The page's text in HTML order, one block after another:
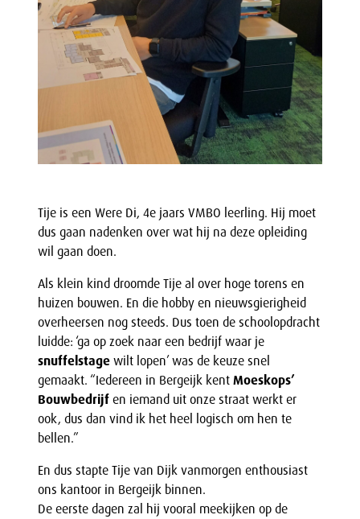
Tije is een Were Di, 4e jaars VMBO leerling. Hij moet
dus gaan nadenken over wat hij na deze opleiding
wil gaan doen.
Als klein kind droomde Tije al over hoge torens en
huizen bouwen. En die hobby en nieuwsgierigheid
overheersen nog steeds. Dus toen de schoolopdracht
luidde: ‘ga op zoek naar een bedrijf waar je
snuffelstage wilt lopen’ was de keuze snel
gemaakt. “Iedereen in Bergeijk kent Moeskops’
Bouwbedrijf en iemand uit onze straat werkt er
ook, dus dan vind ik het heel logisch om hen te
bellen.”
En dus stapte Tije van Dijk vanmorgen enthousiast
ons kantoor in Bergeijk binnen.
De eerste dagen zal hij vooral meekijken op de